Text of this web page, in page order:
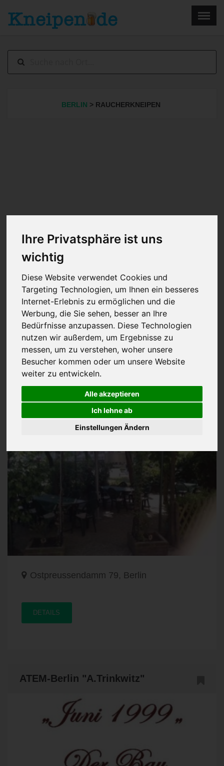
Ihre Privatsphäre ist uns
wichtig
Diese Website verwendet Cookies und
Targeting Technologien, um Ihnen ein besseres
Internet-Erlebnis zu ermöglichen und die
Werbung, die Sie sehen, besser an Ihre
Bedürfnisse anzupassen. Diese Technologien
nutzen wir außerdem, um Ergebnisse zu
messen, um zu verstehen, woher unsere
Besucher kommen oder um unsere Website
weiter zu entwickeln.
Alle akzeptieren
Ich lehne ab
Einstellungen Ändern
BERLIN > RAUCHERKNEIPEN
zum Tolpatsch
Ostpreussendamm 79, Berlin
DETAILS
ATEM-Berlin "A.Trinkwitz"
Menu ×
Impressum